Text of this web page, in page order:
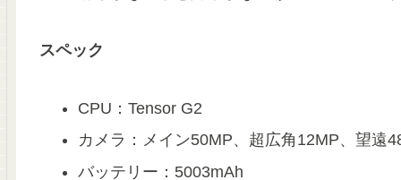
スペック
CPU：Tensor G2
カメラ：メイン50MP、超広角12MP、望遠
バッテリー：5003mAh